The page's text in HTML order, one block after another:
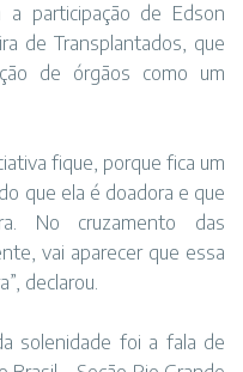
participação de Edson
de Transplantados, que
de órgãos como um
fique, porque fica um
que ela é doadora e que
No cruzamento das
vai aparecer que essa
declarou.
solenidade foi a fala de